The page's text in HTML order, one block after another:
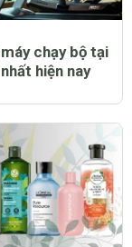
chạy bộ tại
hiện nay